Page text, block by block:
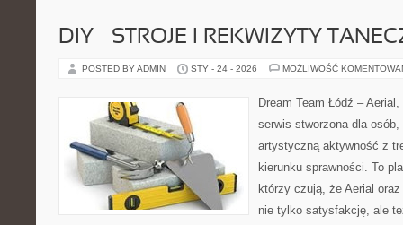
DIY – STROJE I REKWIZYTY
POSTED BY ADMIN STY - 24 - 2026 MOŻLIWOŚĆ
Dream Team Łódź –
serwis stworzona dla
artystyczną aktywność z
kierunku sprawności. To
którzy czują, że Aerial
nie tylko satysfakcję, ale